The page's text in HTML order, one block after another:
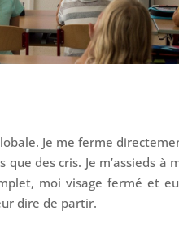
Je me ferme
des cris. Je m’assieds à
moi visage fermé et
dire de partir.